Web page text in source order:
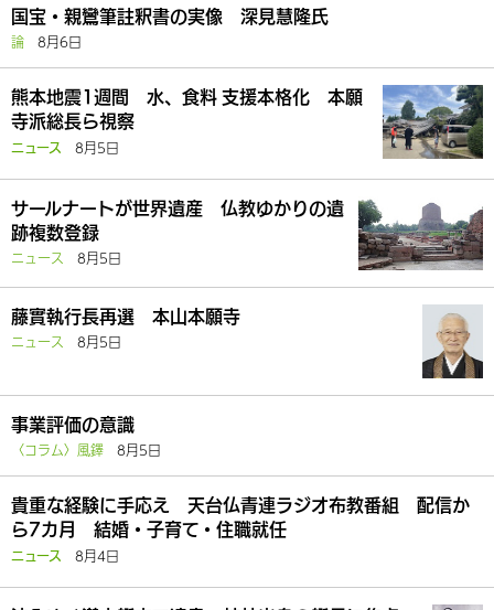
国宝・親鸞筆註釈書の実像 深見慧隆氏
論 8月6日
熊本地震1週間 水、食料 支援本格化 本願
寺派総長ら視察
ニュース 8月5日
サールナートが世界遺産 仏教ゆかりの遺
跡複数登録
ニュース 8月5日
藤實執行長再選 本山本願寺
ニュース 8月5日
事業評価の意識
〈コラム〉風鐸 8月5日
貴重な経験に手応え 天台仏青連ラジオ布教番組 配信か
ら7カ月 結婚・子育て・住職就任
ニュース 8月4日